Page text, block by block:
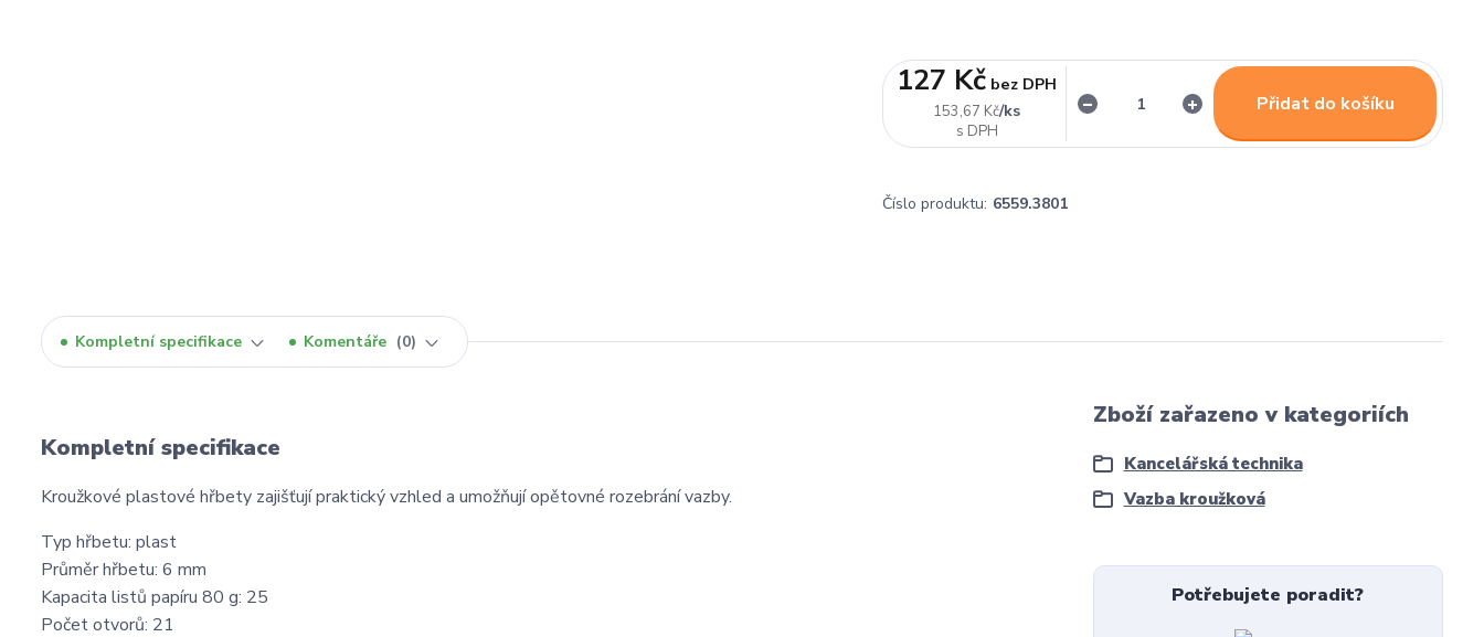
153,67 Kč/ks
127 Kč bez DPH
Přidat do košíku
Číslo produktu: 6559.3801
Kompletní specifikace Komentáře 0
Kompletní specifikace
Kroužkové plastové hřbety zajišťují praktický vzhled a umožňují opětovné rozebrání vazby.
Typ hřbetu: plast
Průměr hřbetu: 6 mm
Kapacita listů papíru 80 g: 25
Počet otvorů: 21
Zboží zařazeno v kategoriích
Kancelářská technika
Vazba kroužková
Potřebujete poradit?